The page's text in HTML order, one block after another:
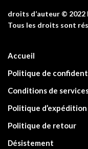
droits d’auteur © 2022
Tous les droits sont
Accueil
Politique de
Conditions de
Politique d’expédition
Politique de retour
Désistement